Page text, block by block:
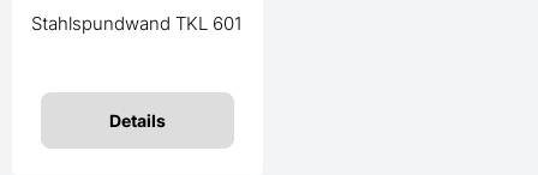
Stahlspundwand TKL 601
Details